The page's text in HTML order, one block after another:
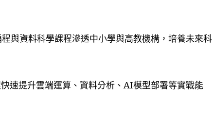
與資料科學課程滲透中小學與高教機構，培養未來科
速提升雲端運算、資料分析、AI模型部署等實戰能